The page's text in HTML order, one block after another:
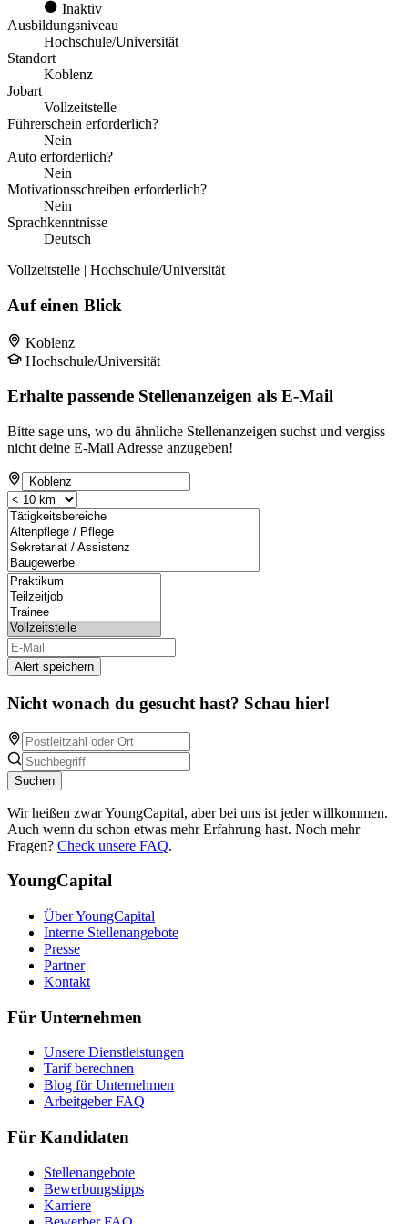
Inaktiv
Ausbildungsniveau
Hochschule/Universität
Standort
Koblenz
Jobart
Vollzeitstelle
Führerschein erforderlich?
Nein
Auto erforderlich?
Nein
Motivationsschreiben erforderlich?
Nein
Sprachkenntnisse
Deutsch
Vollzeitstelle | Hochschule/Universität
Auf einen Blick
Koblenz
Hochschule/Universität
Erhalte passende Stellenanzeigen als E-Mail
Bitte sage uns, wo du ähnliche Stellenanzeigen suchst und vergiss
nicht deine E-Mail Adresse anzugeben!
Alert speichern
Nicht wonach du gesucht hast? Schau hier!
Suchen
Wir heißen zwar YoungCapital, aber bei uns ist jeder willkommen.
Auch wenn du schon etwas mehr Erfahrung hast. Noch mehr
Fragen? Check unsere FAQ.
YoungCapital
Über YoungCapital
Interne Stellenangebote
Presse
Partner
Kontakt
Für Unternehmen
Unsere Dienstleistungen
Tarif berechnen
Blog für Unternehmen
Arbeitgeber FAQ
Für Kandidaten
Stellenangebote
Bewerbungstipps
Karriere